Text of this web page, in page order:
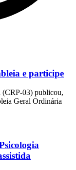
e participe
(CRP-03) publicou,
Geral Ordinária